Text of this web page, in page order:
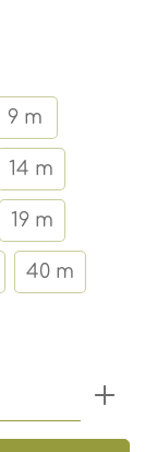
9 m
14 m
19 m
40 m